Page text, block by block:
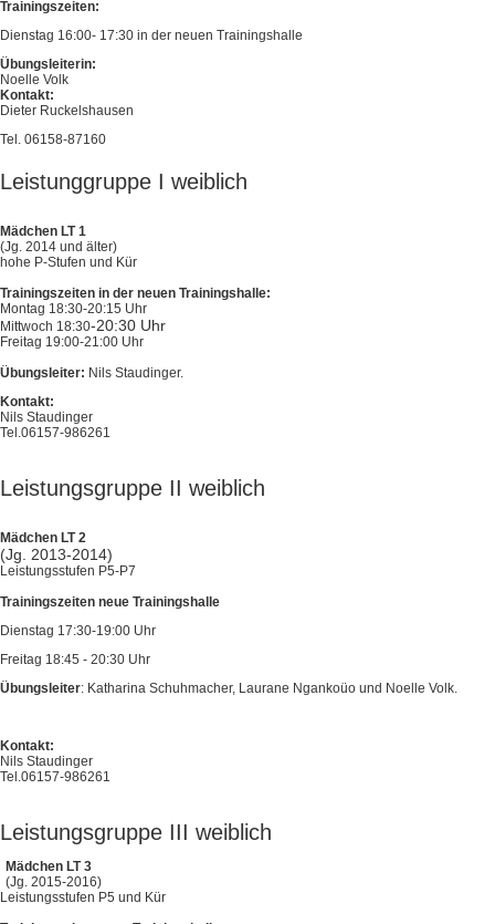
Trainingszeiten:
Dienstag 16:00- 17:30 in der neuen Trainingshalle
Übungsleiterin:
Noelle Volk
Kontakt:
Dieter Ruckelshausen
Tel. 06158-87160
Leistunggruppe I weiblich
Mädchen LT 1
(Jg. 2014 und älter)
hohe P-Stufen und Kür
Trainingszeiten in der neuen Trainingshalle:
Montag 18:30-20:15 Uhr
Mittwoch 18:30-20:30 Uhr
Freitag 19:00-21:00 Uhr
Übungsleiter: Nils Staudinger.
Kontakt:
Nils Staudinger
Tel.06157-986261
Leistungsgruppe II weiblich
Mädchen LT 2
(Jg. 2013-2014)
Leistungsstufen P5-P7
Trainingszeiten neue Trainingshalle
Dienstag 17:30-19:00 Uhr
Freitag 18:45 - 20:30 Uhr
Übungsleiter: Katharina Schuhmacher, Laurane Ngankoüo und Noelle Volk.
Kontakt:
Nils Staudinger
Tel.06157-986261
Leistungsgruppe III weiblich
Mädchen LT 3
(Jg. 2015-2016)
Leistungsstufen P5 und Kür